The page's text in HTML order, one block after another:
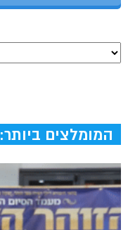
המומלצים ביותר: